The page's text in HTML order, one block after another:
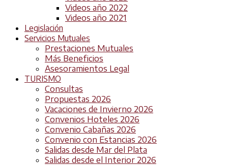
Videos año 2022
Videos año 2021
Legislación
Servicios Mutuales
Prestaciones Mutuales
Más Beneficios
Asesoramientos Legal
TURISMO
Consultas
Propuestas 2026
Vacaciones de Invierno 2026
Convenios Hoteles 2026
Convenio Cabañas 2026
Convenio con Estancias 2026
Salidas desde Mar del Plata
Salidas desde el Interior 2026